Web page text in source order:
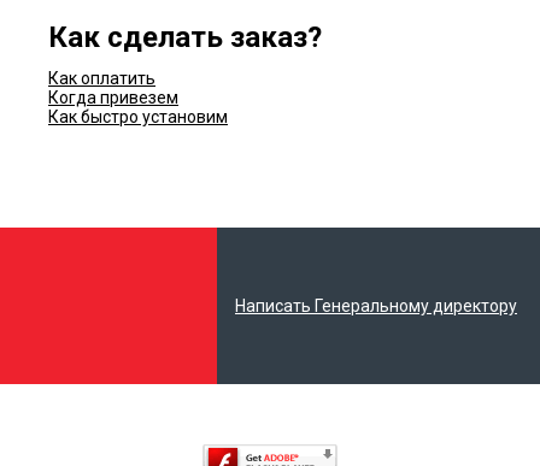
Как сделать заказ?
Как оплатить
Когда привезем
Как быстро установим
Написать Генеральному директору